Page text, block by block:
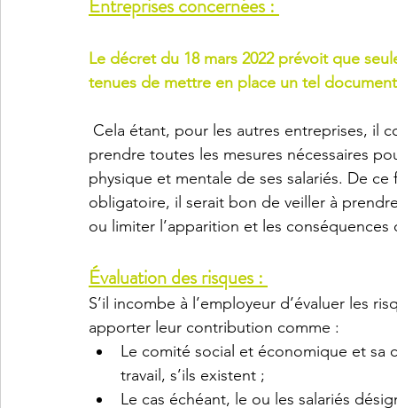
Entreprises concernées :
Le décret du 18 mars 2022 prévoit que
tenues de mettre en place un tel
prendre toutes les mesures nécessaires
physique et mentale de ses salariés. De ce
obligatoire, il serait bon de veiller à
ou limiter l’apparition et les
Évaluation des risques :
S’il incombe à l’employeur d’évaluer les
apporter leur contribution comme :
Le comité social et économique et
travail, s’ils existent ;
Le cas échéant, le ou les salariés